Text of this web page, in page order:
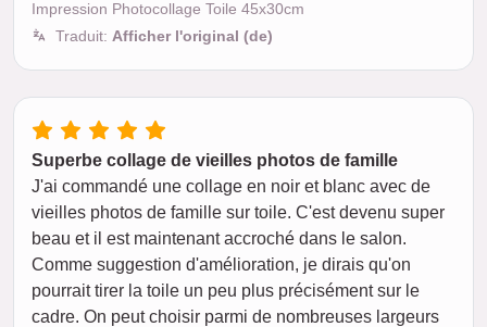
Impression Photocollage Toile 45x30cm
Traduit: Afficher l'original (de)
Superbe collage de vieilles photos de famille
J'ai commandé une collage en noir et blanc avec de
vieilles photos de famille sur toile. C'est devenu super
beau et il est maintenant accroché dans le salon.
Comme suggestion d'amélioration, je dirais qu'on
pourrait tirer la toile un peu plus précisément sur le
cadre. On peut choisir parmi de nombreuses largeurs